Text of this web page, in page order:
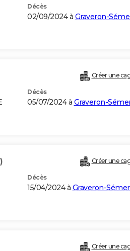
Décès
02/09/2024 à Graveron-
Créer une
Décès
05/07/2024 à Graveron-
Créer une
Décès
15/04/2024 à Graveron-
Créer une